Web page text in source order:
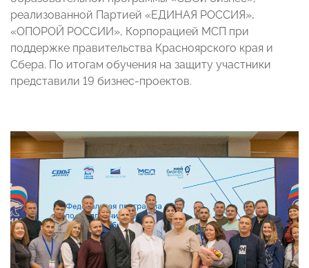
реализованной Партией «ЕДИНАЯ РОССИЯ»,
«ОПОРОЙ РОССИИ», Корпорацией МСП при
поддержке правительства Красноярского края и
Сбера. По итогам обучения на защиту участники
представили 19 бизнес-проектов.